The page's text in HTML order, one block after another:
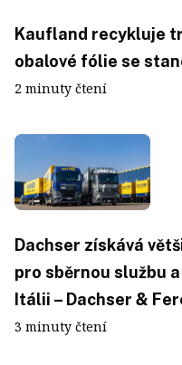
Kaufland recykluje
obalové fólie se
2 minuty čtení
Dachser získává
pro sběrnou službu
Itálii – Dachser &
3 minuty čtení